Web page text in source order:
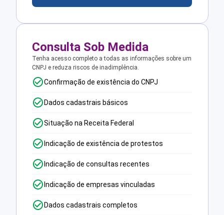
Consulta Sob Medida
Tenha acesso completo a todas as informações sobre um
CNPJ e reduza riscos de inadimplência.
Confirmação de existência do CNPJ
Dados cadastrais básicos
Situação na Receita Federal
Indicação de existência de protestos
Indicação de consultas recentes
Indicação de empresas vinculadas
Dados cadastrais completos